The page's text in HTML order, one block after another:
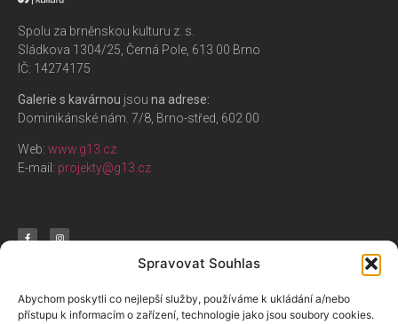
Spravovat Souhlas
Abychom poskytli co nejlepší služby, používáme k ukládání a/nebo
přístupu k informacím o zařízení, technologie jako jsou soubory cookies.
Spolu za brněnskou kulturu z. s.
Sládkova 1304/25, Černá Pole, 613 00 Brno
IČ: 14274175
Galerie s kavárnou jsou na adrese:
Dominikánské nám. 7/8, Brno-střed, 602 00
Web: www.g13.cz
E-mail: projekty@g13.cz
Nabízíme Aktivity O nás